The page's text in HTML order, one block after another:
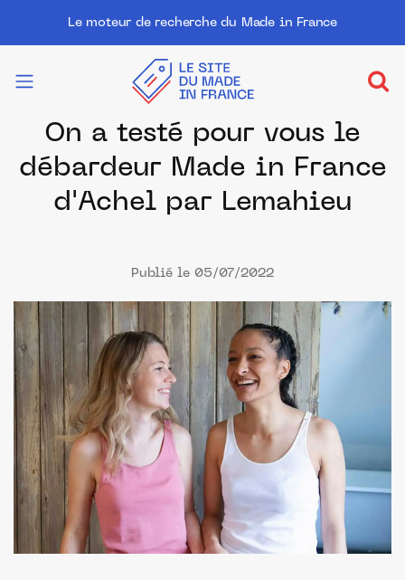
Le moteur de recherche du Made in France
On a testé pour vous le
débardeur Made in France
d'Achel par Lemahieu
Publié le 05/07/2022